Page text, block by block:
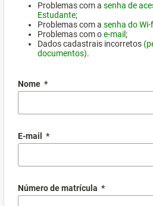
Problemas com a senha de
Estudante;
Problemas com a senha do Wi-
Problemas com oe-mail;
Dados cadastrais incorretos
documentos).
Nome *
E-mail *
Número de matrícula *